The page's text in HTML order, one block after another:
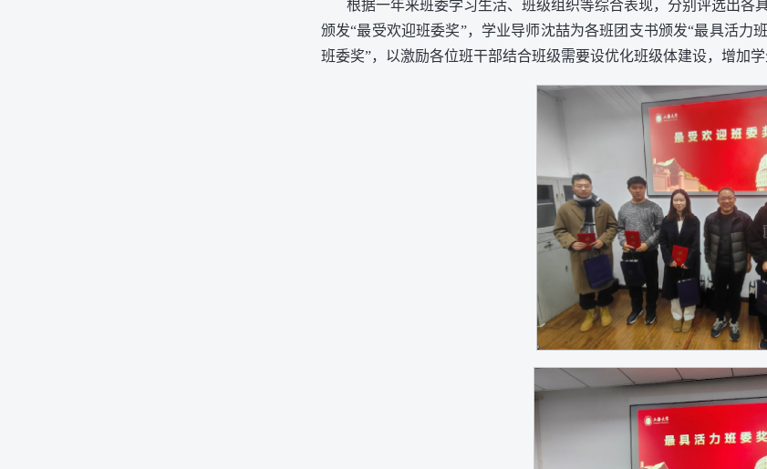
根据一年来班委学习生活、班级组织等综合表现，分别评选出各
颁发“最受欢迎班委奖”，学业导师沈喆为各班团支书颁发“最具活力
班委奖”，以激励各位班干部结合班级需要设优化班级体建设，增加